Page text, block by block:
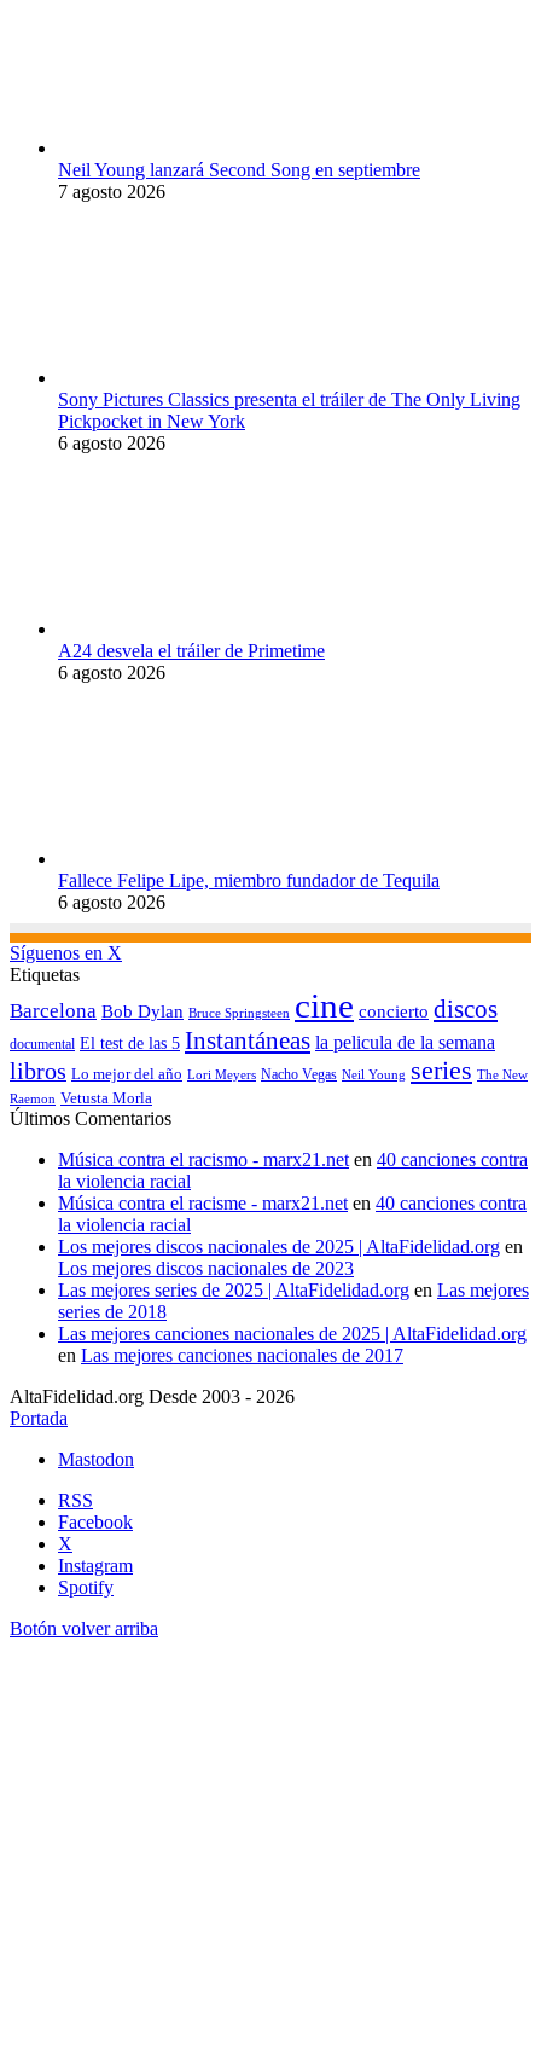
Neil Young lanzará Second Song en septiembre
7 agosto 2026
Sony Pictures Classics presenta el tráiler de The Only Living
Pickpocket in New York
6 agosto 2026
A24 desvela el tráiler de Primetime
6 agosto 2026
Fallece Felipe Lipe, miembro fundador de Tequila
6 agosto 2026
Síguenos en X
Etiquetas
Barcelona Bob Dylan Bruce Springsteen cine concierto discos
documental El test de las 5 Instantáneas la pelicula de la semana
libros Lo mejor del año Lori Meyers Nacho Vegas Neil Young series The New
Raemon Vetusta Morla
Últimos Comentarios
Música contra el racismo - marx21.net en 40 canciones contra
la violencia racial
Música contra el racisme - marx21.net en 40 canciones contra
la violencia racial
Los mejores discos nacionales de 2025 | AltaFidelidad.org en
Los mejores discos nacionales de 2023
Las mejores series de 2025 | AltaFidelidad.org en Las mejores
series de 2018
Las mejores canciones nacionales de 2025 | AltaFidelidad.org
en Las mejores canciones nacionales de 2017
AltaFidelidad.org Desde 2003 - 2026
Portada
Mastodon
RSS
Facebook
X
Instagram
Spotify
Botón volver arriba